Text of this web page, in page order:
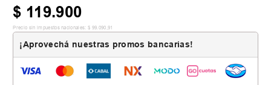
$ 119.900
Precio sin impuestos nacionales: $ 99.090 ,91
¡Aprovechá nuestras promos bancarias!